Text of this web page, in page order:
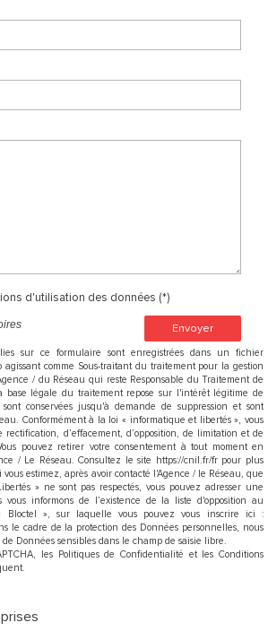
d'utilisation des données (*)
Envoyer
sur ce formulaire sont enregistrées dans un fichier
agissant comme Sous-traitant du traitement pour la gestion
/ du Réseau qui reste Responsable du Traitement de
base légale du traitement repose sur l'intérêt légitime de
conservées jusqu'à demande de suppression et sont
Conformément à la loi « informatique et libertés », vous
rectification, d’effacement, d’opposition, de limitation et de
pouvez retirer votre consentement à tout moment en
/ Le Réseau. Consultez le site https://cnil.fr/fr pour plus
vous estimez, après avoir contacté l'Agence / le Réseau, que
» ne sont pas respectés, vous pouvez adresser une
informons de l’existence de la liste d'opposition au
Bloctel », sur laquelle vous pouvez vous inscrire ici :
le cadre de la protection des Données personnelles, nous
Données sensibles dans le champ de saisie libre.
les
Politiques de Confidentialité et lesConditions